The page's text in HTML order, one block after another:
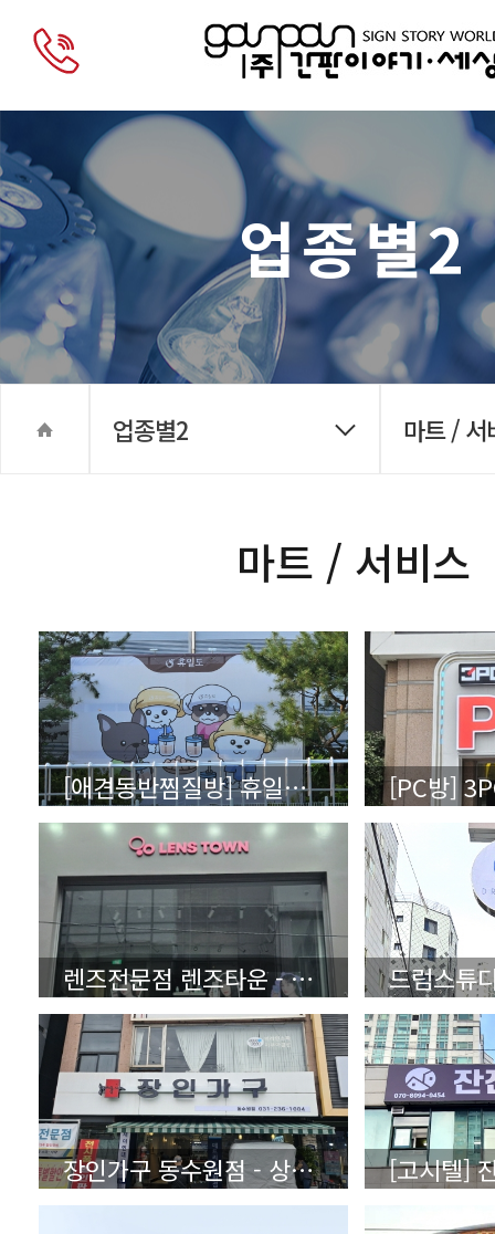
업종별2
업종별2 마트 / 서
마트 / 서비스
[애견동반찜질방] 휴일도 - 상세보기(클릭)
렌즈전문점 렌즈타운 - 상세보기(클릭)
장인가구 동수원점 - 상세보기